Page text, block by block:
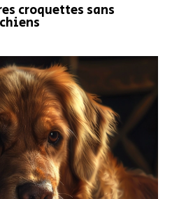
croquettes sans